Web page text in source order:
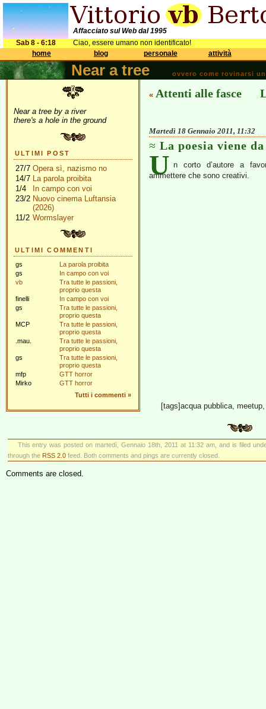
Affacciato sul Web dal 1995
Sab 8 - 6:18
Ciao, essere umano non identificato!
home
blog personale attività
Near a tree ovvero come rovinarsi
Near a tree by a river
there's a hole in the ground
ULTIMI POST
27/7 Opera sì, nazismo no
14/7 La parola proibita
1/4
In campo con voi
23/2 Nuovo cinema Luftansia
(2026)
11/2 Wormslayer
ULTIMI COMMENTI
gs
La parola proibita
gs
In campo con voi
vb
Tra tutte le passioni,
proprio questa
finelli
In campo con voi
gs
Tra tutte le passioni,
proprio questa
MCP
Tra tutte le passioni,
proprio questa
.mau.
Tra tutte le passioni,
proprio questa
gs
Tra tutte le passioni,
proprio questa
mfp
GTT horror
Mirko
GTT horror
Tutti i commenti »
« Attenti alle fasce
Martedì 18 Gennaio 2011, 11:32
La poesia viene
U n corto d’autore a
ammettere che sono creativi.
[tags]acqua pubblica,
This entry was posted on martedì, Gennaio 18th, 2011 at 11:32 am, and is filed
through the RSS 2.0 feed. Both comments and pings are currently closed.
Comments are closed.